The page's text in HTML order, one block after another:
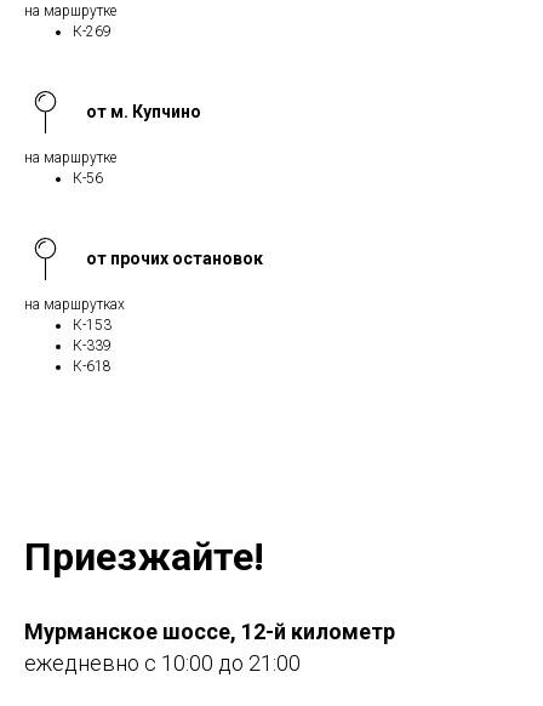
на маршрутке
К-269
от м. Купчино
на маршрутке
К-56
от прочих остановок
на маршрутках
К-153
К-339
К-618
Приезжайте!
Мурманское шоссе, 12-й километр
ежедневно с 10:00 до 21:00